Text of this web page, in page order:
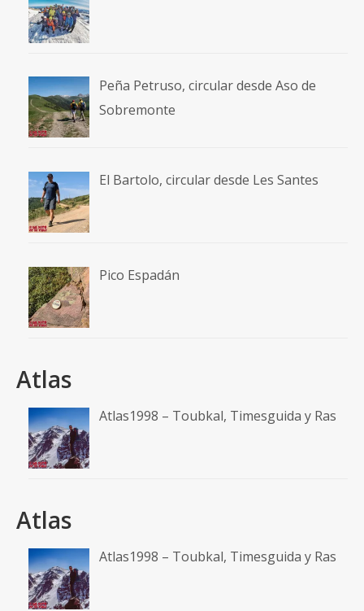
Peña Petruso, circular desde Aso de
Sobremonte
El Bartolo, circular desde Les Santes
Pico Espadán
Atlas
Atlas1998 – Toubkal, Timesguida y Ras
Atlas
Atlas1998 – Toubkal, Timesguida y Ras